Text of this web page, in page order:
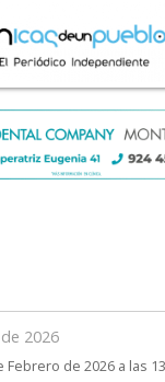
2026
de 2026 a las